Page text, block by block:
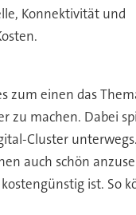
Konnektivität und
zum einen das
zu machen. Dabei
Cluster
auch schön
ist. So